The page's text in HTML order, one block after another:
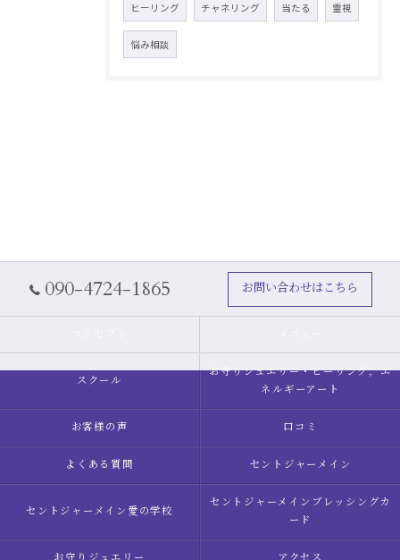
ヒーリング チャネリング 当たる 霊視
悩み相談
090-4724-1865 お問い合わせはこちら
スクール
お守りジュエリー・ヒーリング，エ
ネルギーアート
お客様の声 口コミ
よくある質問 セントジャーメイン
セントジャーメイン愛の学校
セントジャーメインブレッシングカ
ード